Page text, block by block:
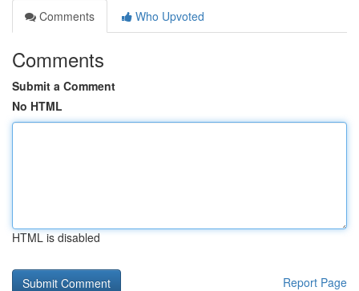
Comments
Who Upvoted
Comments
Submit a Comment
No HTML
HTML is disabled
Report Page